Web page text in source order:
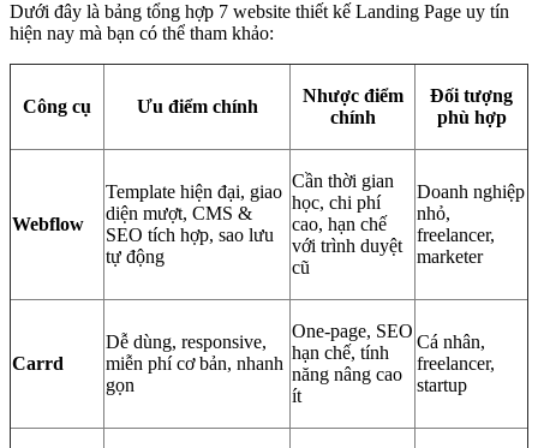
Dưới đây là bảng tổng hợp 7 website thiết kế Landing Page uy tín
hiện nay mà bạn có thể tham khảo:
Công cụ Ưu điểm chính
Nhược điểm
chính
Đối tượng
phù hợp
Webflow
Template hiện đại, giao
diện mượt, CMS &
SEO tích hợp, sao lưu
tự động
Cần thời gian
học, chi phí
cao, hạn chế
với trình duyệt
cũ
Doanh nghiệp
nhỏ,
freelancer,
marketer
Carrd
Dễ dùng, responsive,
miễn phí cơ bản, nhanh
gọn
One-page, SEO
hạn chế, tính
năng nâng cao
ít
Cá nhân,
freelancer,
startup